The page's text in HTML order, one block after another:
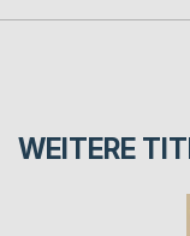
WEITERE